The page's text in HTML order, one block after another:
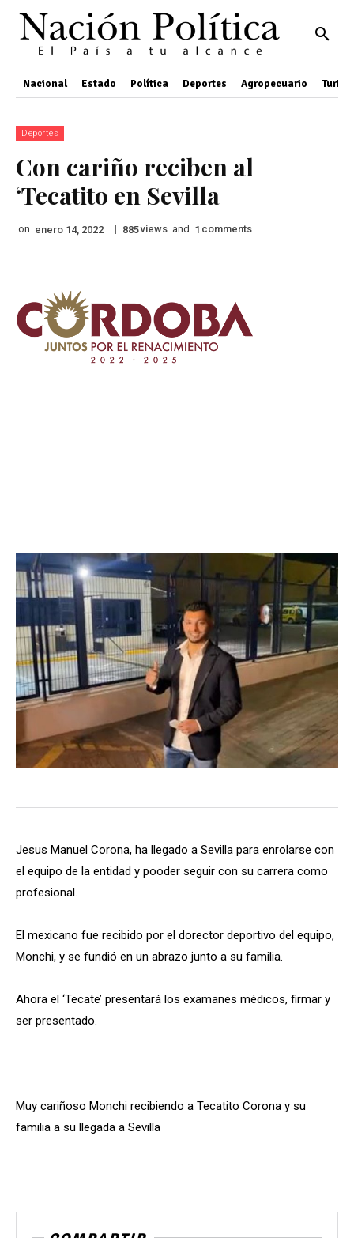
Nacional Estado Política Deportes Agropecuario
Deportes
Con cariño reciben al
‘Tecatito en Sevilla
on enero 14, 2022 | 885views and 1 comments
Jesus Manuel Corona, ha llegado a Sevilla para enrolarse con
el equipo de la entidad y pooder seguir con su carrera como
profesional.
El mexicano fue recibido por el dorector deportivo del equipo,
Monchi, y se fundió en un abrazo junto a su familia.
Ahora el ‘Tecate’ presentará los examanes médicos, firmar y
ser presentado.
Muy cariñoso Monchi recibiendo a Tecatito Corona y su
familia a su llegada a Sevilla